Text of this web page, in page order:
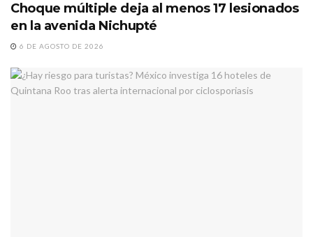
Choque múltiple deja al menos 17 lesionados
en la avenida Nichupté
6 DE AGOSTO DE 2026